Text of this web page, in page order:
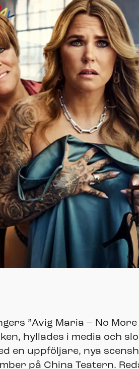
”Avig Maria – No More
hyllades i media och
en uppföljare, nya
på China Teatern.